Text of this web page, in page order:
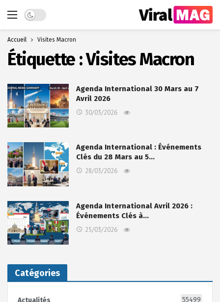
Dark mode
Accueil Visites Macron
Étiquette :Visites Macron
Agenda International 30 Mars au 7
Avril 2026
30/03/2026
Agenda International : Événements
Clés du 28 Mars au 5…
28/03/2026
Agenda International Avril 2026 :
Événements Clés à…
25/03/2026
Catégories
55499